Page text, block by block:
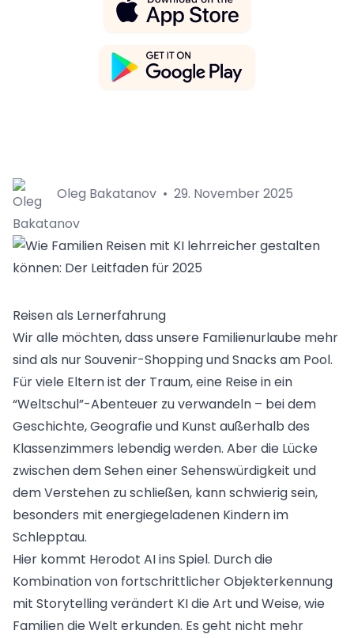
Oleg Bakatanov • 29. November 2025
Reisen als Lernerfahrung
Wir alle möchten, dass unsere Familienurlaube mehr
sind als nur Souvenir-Shopping und Snacks am Pool.
Für viele Eltern ist der Traum, eine Reise in ein
“Weltschul”-Abenteuer zu verwandeln – bei dem
Geschichte, Geografie und Kunst außerhalb des
Klassenzimmers lebendig werden. Aber die Lücke
zwischen dem Sehen einer Sehenswürdigkeit und
dem Verstehen zu schließen, kann schwierig sein,
besonders mit energiegeladenen Kindern im
Schlepptau.
Hier kommt Herodot AI ins Spiel. Durch die
Kombination von fortschrittlicher Objekterkennung
mit Storytelling verändert KI die Art und Weise, wie
Familien die Welt erkunden. Es geht nicht mehr